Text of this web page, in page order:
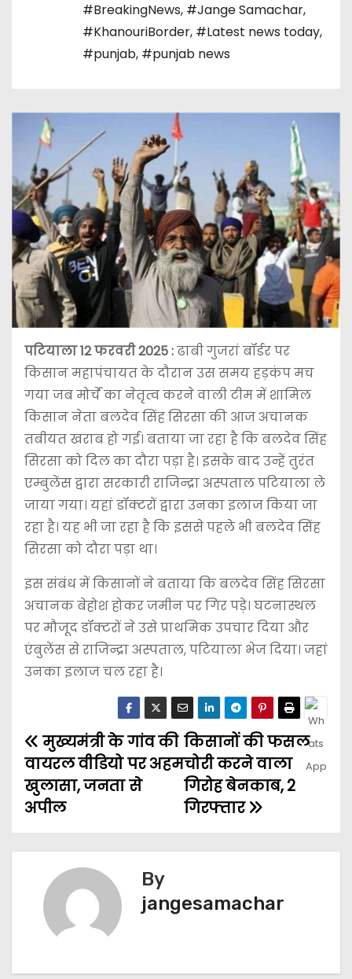
#BreakingNews, #Jange Samachar,
#KhanouriBorder, #Latest news today,
#punjab, #punjab news
पटियाला 12 फरवरी 2025:ढाबी गुजरां बॉर्डर पर
किसान महापंचायत के दौरान उस समय हड़कंप मच
गया जब मोर्चे का नेतृत्व करने वाली टीम में शामिल
किसान नेता बलदेव सिंह सिरसा की आज अचानक
तबीयत खराब हो गई। बताया जा रहा है कि बलदेव सिंह
सिरसा को दिल का दौरा पड़ा है। इसके बाद उन्हें तुरंत
एम्बुलेंस द्वारा सरकारी राजिन्द्रा अस्पताल पटियाला ले
जाया गया। यहां डॉक्टरों द्वारा उनका इलाज किया जा
रहा है। यह भी जा रहा है कि इससे पहले भी बलदेव सिंह
सिरसा को दौरा पड़ा था।
इस संबंध में किसानों ने बताया कि बलदेव सिंह सिरसा
अचानक बेहोश होकर जमीन पर गिर पड़े। घटनास्थल
पर मौजूद डॉक्टरों ने उसे प्राथमिक उपचार दिया और
एंबुलेंस से राजिन्द्रा अस्पताल, पटियाला भेज दिया। जहां
उनका इलाज चल रहा है।
किसानों की फसल
चोरी करने वाला
गिरोह बेनकाब, 2
गिरफ्तार
मुख्यमंत्री के गांव की
वायरल वीडियो पर अहम
खुलासा, जनता से
अपील
By
jangesamachar